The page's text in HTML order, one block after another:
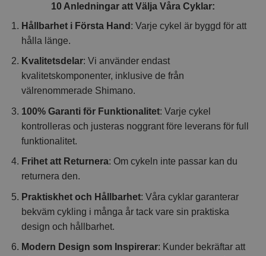
10 Anledningar att Välja Våra Cyklar:
Hållbarhet i Första Hand : Varje cykel är byggd för att
hålla länge.
Kvalitetsdelar: Vi använder endast
kvalitetskomponenter, inklusive de från
välrenommerade Shimano.
100% Garanti för Funktionalitet: Varje cykel
kontrolleras och justeras noggrant före leverans för full
funktionalitet.
Frihet att Returnera: Om cykeln inte passar kan du
returnera den.
Praktiskhet och Hållbarhet: Våra cyklar garanterar
bekväm cykling i många år tack vare sin praktiska
design och hållbarhet.
Modern Design som Inspirerar: Kunder bekräftar att